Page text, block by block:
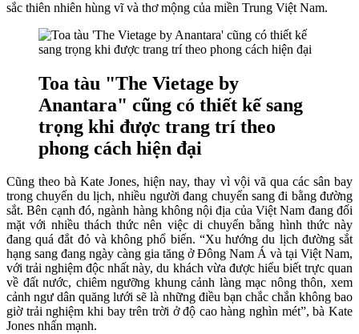
sắc thiên nhiên hùng vĩ và thơ mộng của miền Trung Việt Nam.
Toa tàu "The Vietage by
Anantara" cũng có thiết kế sang
trọng khi được trang trí theo
phong cách hiện đại
Cũng theo bà Kate Jones, hiện nay, thay vì vội vã qua các sân bay
trong chuyến du lịch, nhiều người đang chuyển sang đi bằng đường
sắt. Bên cạnh đó, ngành hàng không nội địa của Việt Nam đang đối
mặt với nhiều thách thức nên việc di chuyển bằng hình thức này
đang quá đắt đỏ và không phổ biến. “Xu hướng du lịch đường sắt
hạng sang đang ngày càng gia tăng ở Đông Nam Á và tại Việt Nam,
với trải nghiệm độc nhất này, du khách vừa được hiểu biết trực quan
về đất nước, chiêm ngưỡng khung cảnh làng mạc nông thôn, xem
cảnh ngư dân quăng lưới sẽ là những điều bạn chắc chắn không bao
giờ trải nghiệm khi bay trên trời ở độ cao hàng nghìn mét”, bà Kate
Jones nhấn mạnh.